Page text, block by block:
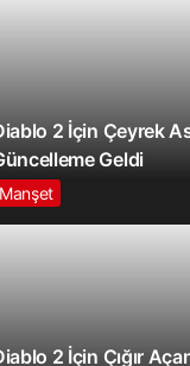
2 İçin Çeyrek
Geldi
Manşet
2 İçin Çığır